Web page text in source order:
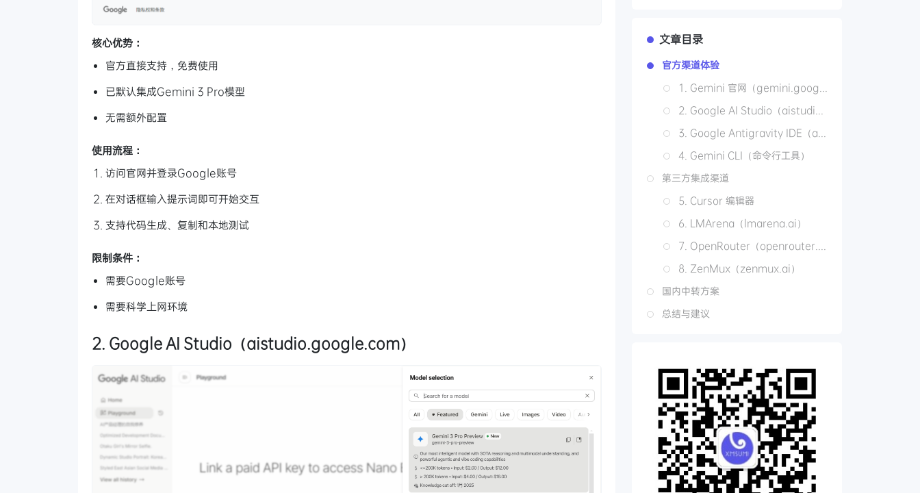
核心优势：
官方直接支持，免费使用
已默认集成Gemini 3 Pro模型
无需额外配置
使用流程：
访问官网并登录Google账号
在对话框输入提示词即可开始交互
支持代码生成、复制和本地测试
限制条件：
需要Google账号
需要科学上网环境
2. Google AI Studio（aistudio.google.com）
文章目录
官方渠道体验
4. Gemini CLI（命令行工具）
第三方集成渠道
5. Cursor 编辑器
6. LMArena（lmarena.ai）
8. ZenMux（zenmux.ai）
国内中转方案
总结与建议